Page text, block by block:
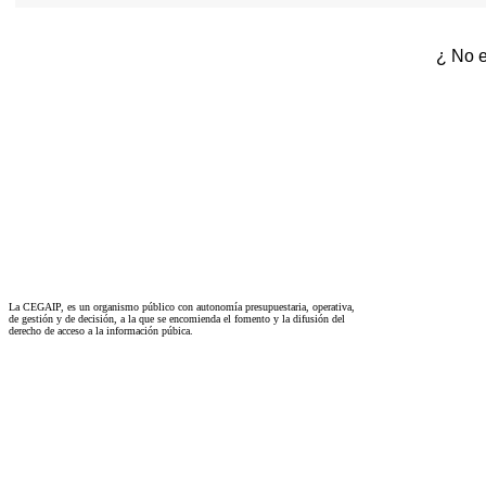
¿ No
La CEGAIP, es un organismo público con autonomía presupuestaria, operativa,
de gestión y de decisión, a la que se encomienda el fomento y la difusión del
derecho de acceso a la información púbica.